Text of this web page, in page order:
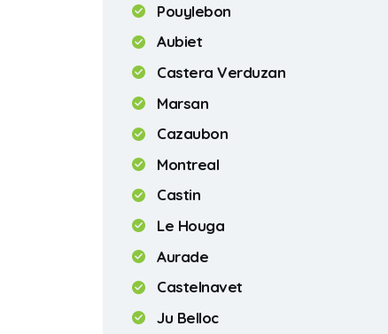
Pouylebon
Aubiet
Castera Verduzan
Marsan
Cazaubon
Montreal
Castin
Le Houga
Aurade
Castelnavet
Ju Belloc